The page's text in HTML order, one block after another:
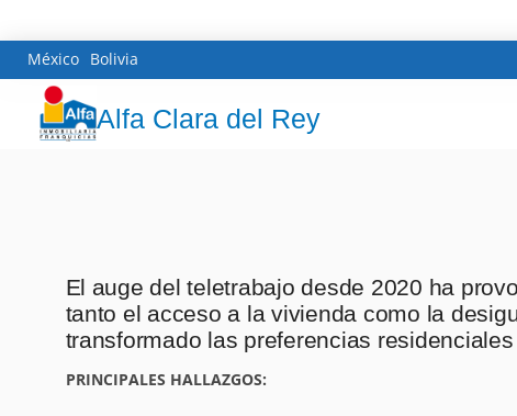
México Bolivia
Alfa Clara del Rey
El auge del teletrabajo desde 2020 ha
tanto el acceso a la vivienda como la
transformado las preferencias
PRINCIPALES HALLAZGOS: